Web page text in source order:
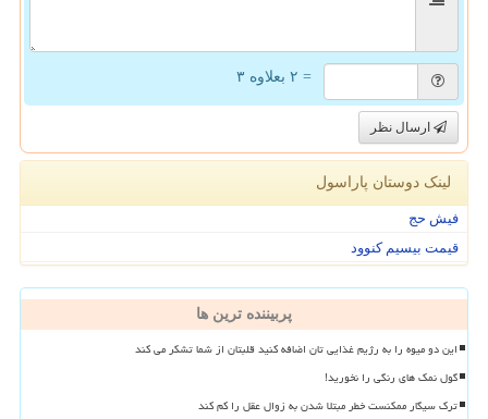
= ۲ بعلاوه ۳
ارسال نظر
لینک دوستان پاراسول
فیش حج
قیمت بیسیم کنوود
پربیننده ترین ها
این دو میوه را به رژیم غذایی تان اضافه کنید قلبتان از شما تشکر می کند
گول نمک های رنگی را نخورید!
ترک سیگار ممکنست خطر مبتلا شدن به زوال عقل را کم کند